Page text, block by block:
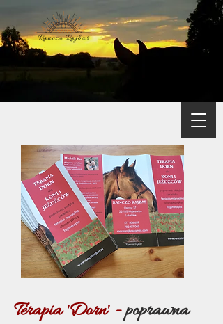
Terapia 'Dorn' -poprawna